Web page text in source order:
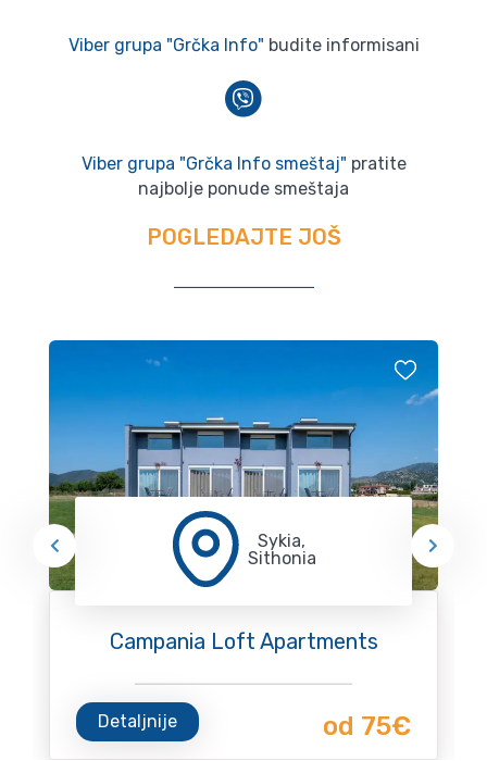
Viber grupa "Grčka Info" budite informisani
Viber grupa "Grčka Info smeštaj" pratite
najbolje ponude smeštaja
POGLEDAJTE JOŠ
Sykia,
Sithonia
Campania Loft Apartments
Detaljnije od 75€